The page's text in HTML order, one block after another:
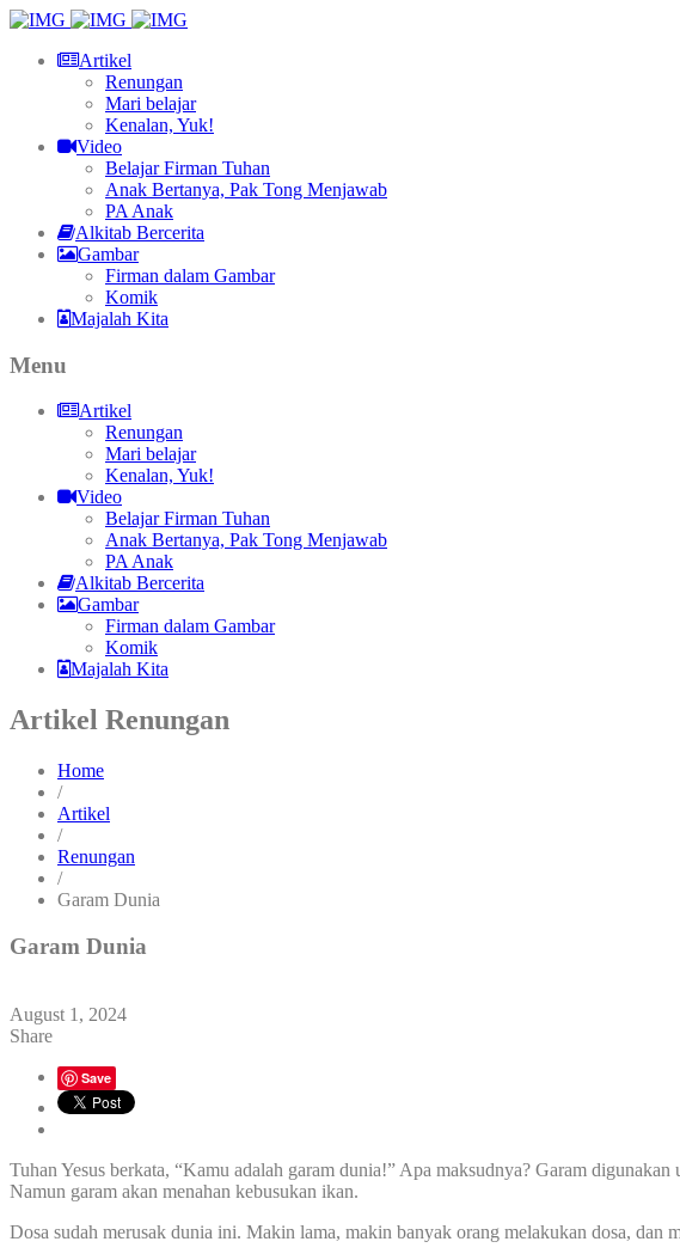
Artikel
Renungan
Mari belajar
Kenalan, Yuk!
Video
Belajar Firman Tuhan
Anak Bertanya, Pak Tong Menjawab
PA Anak
Alkitab Bercerita
Gambar
Firman dalam Gambar
Komik
Majalah Kita
Menu
Artikel
Renungan
Mari belajar
Kenalan, Yuk!
Video
Belajar Firman Tuhan
Anak Bertanya, Pak Tong Menjawab
PA Anak
Alkitab Bercerita
Gambar
Firman dalam Gambar
Komik
Majalah Kita
Artikel Renungan
Home
/
Artikel
/
Renungan
/
Garam Dunia
Garam Dunia
August 1, 2024
Share
Save
Tuhan Yesus berkata, “Kamu adalah garam dunia!” Apa maksudnya? Garam
Namun garam akan menahan kebusukan ikan.
Dosa sudah merusak dunia ini. Makin lama, makin banyak orang melakukan dosa,